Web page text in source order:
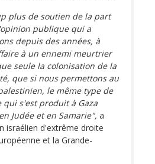
plus de soutien de la part
publique qui a
depuis des années, à
à un ennemi meurtrier
seule la colonisation de la
que si nous permettons au
le même type de
s'est produit à Gaza
Judée et en Samarie", a
israélien d'extrême droite
et la Grande-